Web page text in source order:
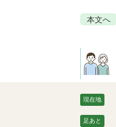
本文へ
現在地
足あと